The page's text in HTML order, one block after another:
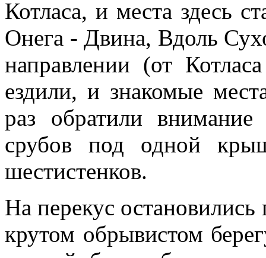
Котласа, и места здесь
Онега - Двина, Вдоль
направлении (от
ездили, и знакомые
раз обратили
срубов под одной
шестистенков.
На перекус
крутом обрывистом